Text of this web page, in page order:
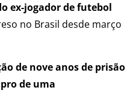
ex-jogador de futebol
no Brasil desde março
de nove anos de prisão
de uma